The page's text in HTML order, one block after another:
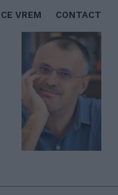
VREM CONTACT